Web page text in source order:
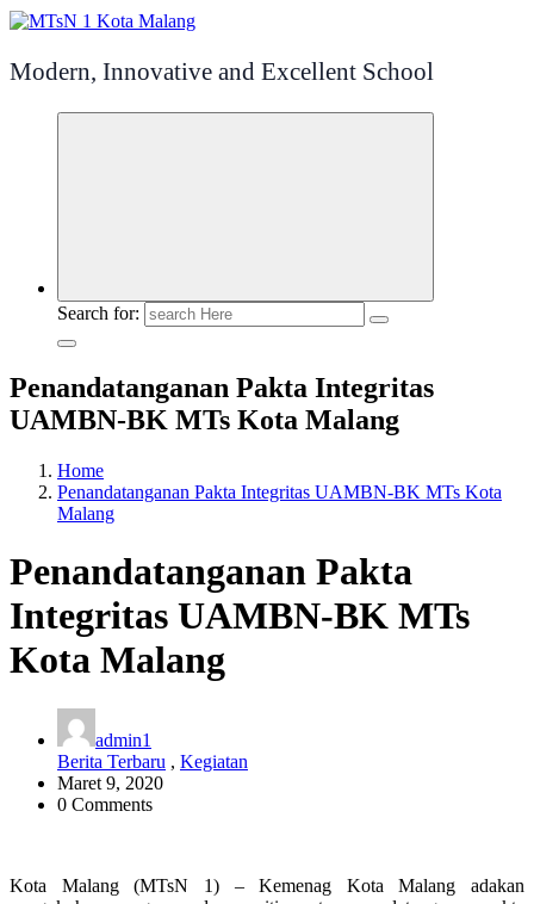
Modern, Innovative and Excellent School
Search for:
Penandatanganan Pakta Integritas
UAMBN-BK MTs Kota Malang
Home
Penandatanganan Pakta Integritas UAMBN-BK MTs Kota
Malang
Penandatanganan Pakta
Integritas UAMBN-BK MTs
Kota Malang
admin1
Berita Terbaru , Kegiatan
Maret 9, 2020
0 Comments
Kota Malang (MTsN 1) – Kemenag Kota Malang adakan